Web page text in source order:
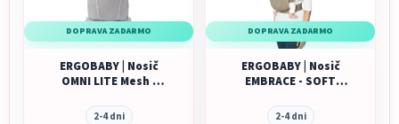
DOPRAVA ZADARMO
ERGOBABY | Nosič
OMNI LITE Mesh -
2-4 dni
DOPRAVA ZADARMO
ERGOBABY | Nosič
EMBRACE - SOFT
2-4 dni